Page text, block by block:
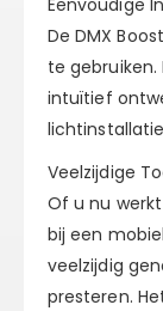
Eenvoudige
De DMX
te
intuïtief
Veelzijdige
Of u nu
bij een
veelzijdig
presteren.